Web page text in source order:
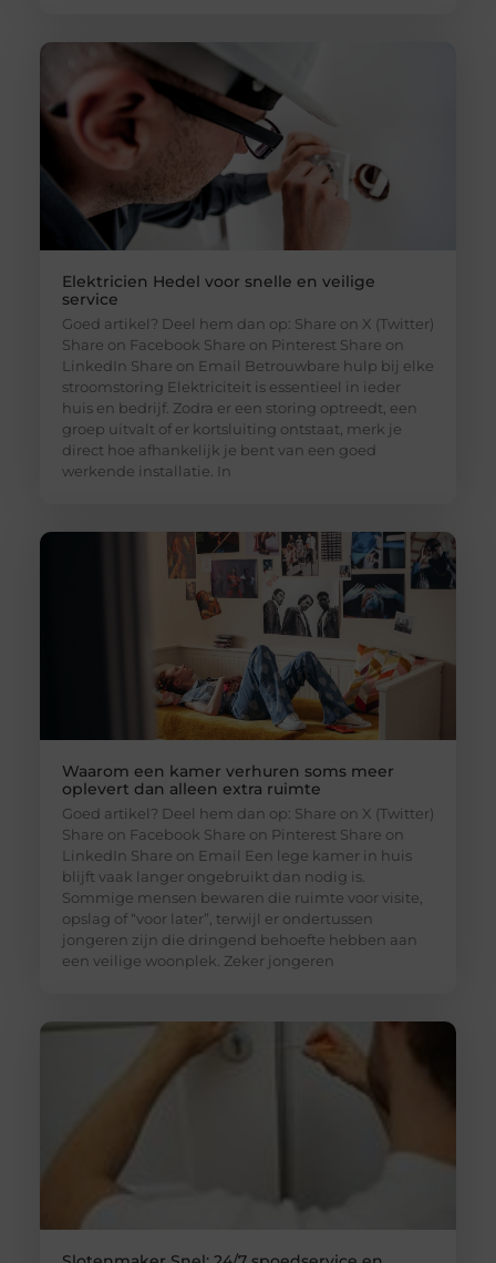
Elektricien Hedel voor snelle en veilige
service
Goed artikel? Deel hem dan op: Share on X (Twitter)
Share on Facebook Share on Pinterest Share on
LinkedIn Share on Email Betrouwbare hulp bij elke
stroomstoring Elektriciteit is essentieel in ieder
huis en bedrijf. Zodra er een storing optreedt, een
groep uitvalt of er kortsluiting ontstaat, merk je
direct hoe afhankelijk je bent van een goed
werkende installatie. In
Waarom een kamer verhuren soms meer
oplevert dan alleen extra ruimte
Goed artikel? Deel hem dan op: Share on X (Twitter)
Share on Facebook Share on Pinterest Share on
LinkedIn Share on Email Een lege kamer in huis
blijft vaak langer ongebruikt dan nodig is.
Sommige mensen bewaren die ruimte voor visite,
opslag of “voor later”, terwijl er ondertussen
jongeren zijn die dringend behoefte hebben aan
een veilige woonplek. Zeker jongeren